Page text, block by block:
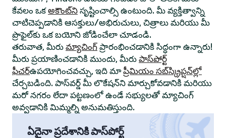
కేవలం ఒకఅకౌంట్‌ని సృష్టించాల్సి ఉంటుంది. మీ వ్యక్తిత్వాన్ని
చాటిచెప్పడానికి ఆసక్తులు/అభిరుచులు, చిత్రాలు మరియు మీ
ప్రొఫైల్‌కు ఒక బయోని జోడించేలా చూడండి.
తరువాత, మీరు మ్యాచింగ్ ప్రారంభించడానికి సిద్ధంగా ఉన్నారు!
మీరు ప్రయాణించడానికి ముందు, మీరు పాస్‌పోర్ట్
ఫీచర్ఉపయోగించవచ్చు, ఇది మాప్రీమియం సబ్‌స్క్రిప్షన్‌ల్లో
చేర్చబడింది. పాస్‌వర్డ్ మీ లొకేషన్‌ని మార్చుకోవడానికి మరియు
మరో నగరం లేదా పట్టణంలో ఉండే సభ్యులతో మ్యాచింగ్
అవ్వడానికి మిమ్మల్ని అనుమతిస్తుంది.
ఏదైనా ప్రదేశానికి పాస్‌పోర్ట్